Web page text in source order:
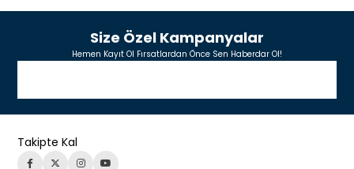
Size Özel Kampanyalar
Hemen Kayıt Ol Fırsatlardan Önce Sen Haberdar Ol!
Takipte Kal